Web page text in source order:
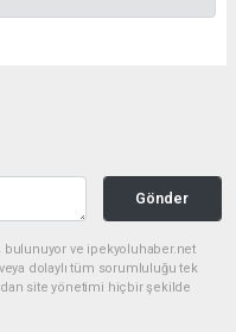
Gönder
bulunuyor ve ipekyoluhaber.net
dolaylı tüm sorumluluğu tek
site yönetimi hiçbir şekilde